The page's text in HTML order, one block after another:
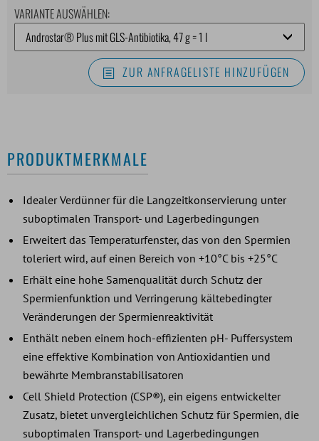
VARIANTE AUSWÄHLEN:
ZUR ANFRAGELISTE HINZUFÜGEN
PRODUKTMERKMALE
Idealer Verdünner für die Langzeitkonservierung unter
suboptimalen Transport- und Lagerbedingungen
Erweitert das Temperaturfenster, das von den Spermien
toleriert wird, auf einen Bereich von +10°C bis +25°C
Erhält eine hohe Samenqualität durch Schutz der
Spermienfunktion und Verringerung kältebedingter
Veränderungen der Spermienreaktivität
Enthält neben einem hoch-effizienten pH- Puffersystem
eine effektive Kombination von Antioxidantien und
bewährte Membranstabilisatoren
Cell Shield Protection (CSP®), ein eigens entwickelter
Zusatz, bietet unvergleichlichen Schutz für Spermien, die
suboptimalen Transport- und Lagerbedingungen